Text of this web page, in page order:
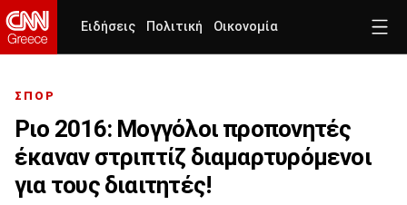
Ειδήσεις Πολιτική Οικονομία
ΣΠΟΡ
Ριο 2016: Μογγόλοι προπονητές
έκαναν στριπτίζ διαμαρτυρόμενοι
για τους διαιτητές!